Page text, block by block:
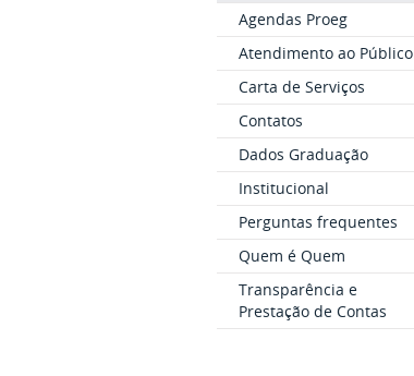
Agendas Proeg
Atendimento ao Público
Carta de Serviços
Contatos
Dados Graduação
Institucional
Perguntas frequentes
Quem é Quem
Transparência e
Prestação de Contas